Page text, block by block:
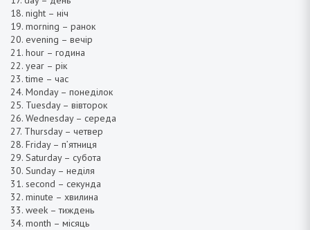
18. night – ніч
19. morning – ранок
20. evening – вечір
21. hour – година
22. year – рік
23. time – час
24. Monday – понеділок
25. Tuesday – вівторок
26. Wednesday – середа
27. Thursday – четвер
28. Friday – п’ятниця
29. Saturday – субота
30. Sunday – неділя
31. second – секунда
32. minute – хвилина
33. week – тиждень
34. month – місяць